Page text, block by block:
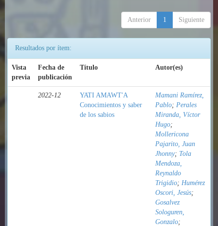
Anterior 1 Siguiente
Resultados por ítem:
Vista
previa
Fecha de
publicación
Título Autor(es)
2022-12
YATI AMAWT'A
Conocimientos y saber
de los sabios
Mamani Ramírez,
Pablo; Perales
Miranda, Víctor
Hugo;
Mollericona
Pajarito, Juan
Jhonny; Tola
Mendoza,
Reynaldo
Trigidio; Humérez
Oscori, Jesús;
Gosalvez
Sologuren,
Gonzalo;